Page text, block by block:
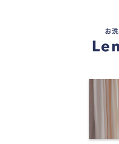
類
ケ
洗
ウ
ハ
ウ
メ